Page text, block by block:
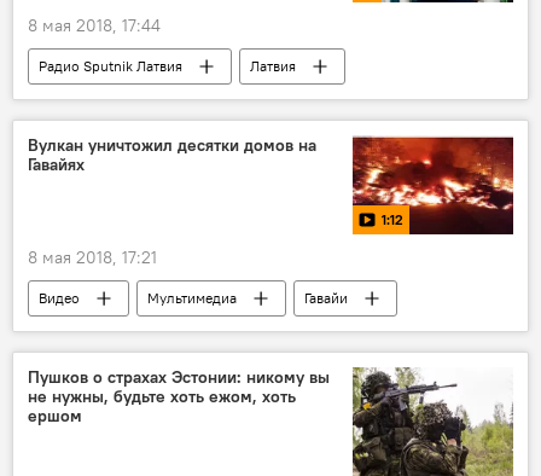
8 мая 2018, 17:44
Радио Sputnik Латвия
Латвия
Армен Гаспарян
Вторая мировая война
Международный день разгрома нацизма и памяти жертв Второй мировой войны
нацизм
Вулкан уничтожил десятки домов на
Гавайях
1:12
8 мая 2018, 17:21
Видео Мультимедиа
Гавайи
Килауэа
Пушков о страхах Эстонии: никому вы
не нужны, будьте хоть ежом, хоть
ершом